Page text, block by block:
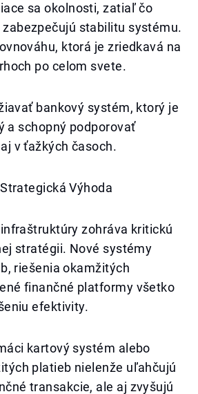
sa okolnosti, zatiaľ čo
stabilitu systému.
ktorá je zriedkavá na
po celom svete.
bankový systém, ktorý je
a schopný podporovať
v ťažkých časoch.
Výhoda
zohráva kritickú
stratégii. Nové systémy
riešenia okamžitých
finančné platformy všetko
efektivity.
kartový systém alebo
platieb nielenže uľahčujú
transakcie, ale aj zvyšujú